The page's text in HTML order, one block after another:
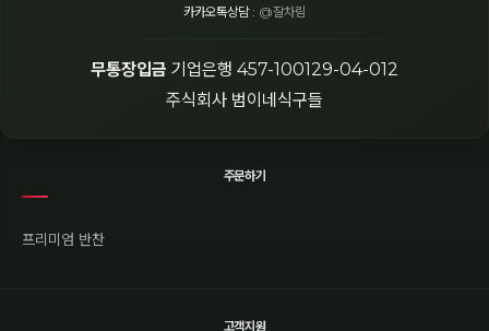
카카오톡상담 : @잘차림
무통장입금 기업은행 457-100129-04-012
주식회사 범이네식구들
주문하기
프리미엄 반찬
고객지원